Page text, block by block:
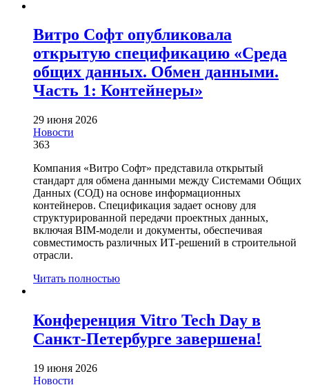
Витро Софт опубликовала
открытую спецификацию «Среда
общих данных. Обмен данными.
Часть 1: Контейнеры»
29 июня 2026
Новости
363
Компания «Витро Софт» представила открытый
стандарт для обмена данными между Системами Общих
Данных (СОД) на основе информационных
контейнеров. Спецификация задает основу для
структурированной передачи проектных данных,
включая BIM-модели и документы, обеспечивая
совместимость различных ИТ-решений в строительной
отрасли.
Читать полностью
Конференция Vitro Tech Day в
Санкт-Петербурге завершена!
19 июня 2026
Новости